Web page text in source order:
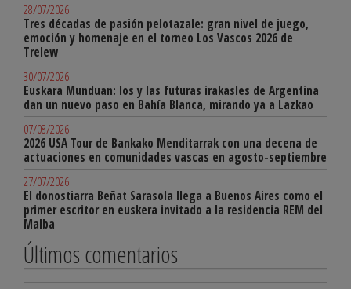
28/07/2026
Tres décadas de pasión pelotazale: gran nivel de juego,
emoción y homenaje en el torneo Los Vascos 2026 de
Trelew
30/07/2026
Euskara Munduan: los y las futuras irakasles de Argentina
dan un nuevo paso en Bahía Blanca, mirando ya a Lazkao
07/08/2026
2026 USA Tour de Bankako Menditarrak con una decena de
actuaciones en comunidades vascas en agosto-septiembre
27/07/2026
El donostiarra Beñat Sarasola llega a Buenos Aires como el
primer escritor en euskera invitado a la residencia REM del
Malba
Últimos comentarios